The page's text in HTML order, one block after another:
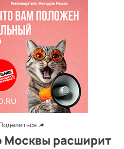
Поделиться
Москвы расширит